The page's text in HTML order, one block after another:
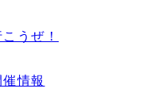
うぜ！
情報